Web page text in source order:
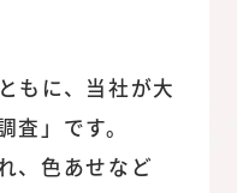
もに、当社が大
」です。
、色あせなど